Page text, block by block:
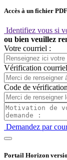
Accès à un fichier
Identifiez vous si
ou bien veuillez
Votre courriel :
Vérification
Code de
Demandez par
Portail Horizon